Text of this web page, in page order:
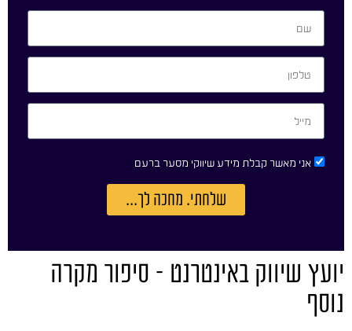
אני מאשר קבלת מידע שיווקי מסער ברעם
שלחתי. מחכה לך...
יועץ שיווק באינטרנט – סיפור מקרה
נוסף